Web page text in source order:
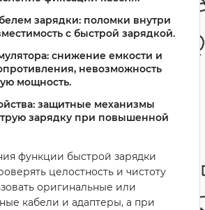
зарядки: поломки внутри
с быстрой зарядкой.
снижение емкости и
невозможность
мощность.
защитные механизмы
зарядку при повышенной
функции быстрой зарядки
целостность и чистоту
оригинальные или
кабели и адаптеры, а при